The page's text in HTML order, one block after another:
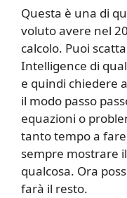
Questa è una di
voluto avere nel
calcolo. Puoi
Intelligence di
e quindi chiedere
il modo passo
equazioni o
tanto tempo a
sempre mostrare
qualcosa. Ora
farà il resto.